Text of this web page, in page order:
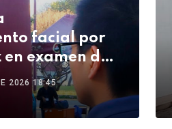
facial por
examen del
2026 18:45